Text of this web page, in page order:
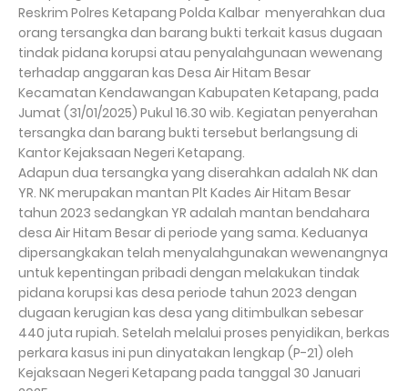
Reskrim Polres Ketapang Polda Kalbar menyerahkan dua
orang tersangka dan barang bukti terkait kasus dugaan
tindak pidana korupsi atau penyalahgunaan wewenang
terhadap anggaran kas Desa Air Hitam Besar
Kecamatan Kendawangan Kabupaten Ketapang, pada
Jumat (31/01/2025) Pukul 16.30 wib. Kegiatan penyerahan
tersangka dan barang bukti tersebut berlangsung di
Kantor Kejaksaan Negeri Ketapang.
Adapun dua tersangka yang diserahkan adalah NK dan
YR. NK merupakan mantan Plt Kades Air Hitam Besar
tahun 2023 sedangkan YR adalah mantan bendahara
desa Air Hitam Besar di periode yang sama. Keduanya
dipersangkakan telah menyalahgunakan wewenangnya
untuk kepentingan pribadi dengan melakukan tindak
pidana korupsi kas desa periode tahun 2023 dengan
dugaan kerugian kas desa yang ditimbulkan sebesar
440 juta rupiah. Setelah melalui proses penyidikan, berkas
perkara kasus ini pun dinyatakan lengkap (P-21) oleh
Kejaksaan Negeri Ketapang pada tanggal 30 Januari